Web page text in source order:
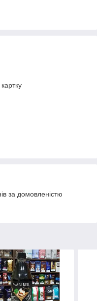
за домовленістю